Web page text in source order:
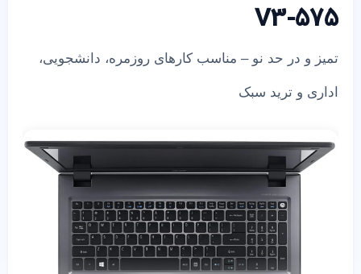
V3-575
تمیز و در حد نو – مناسب کارهای روزمره، دانشجویی،
اداری و ترید سبک